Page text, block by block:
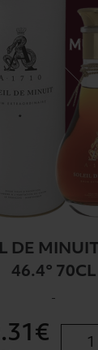
DE
46.4° 70CL
-
.31€